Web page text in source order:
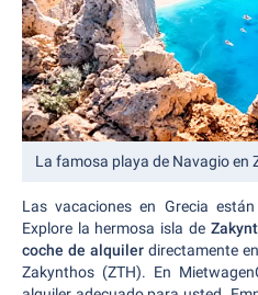
La famosa playa de Navagio en
Las vacaciones en Grecia
Explore la hermosa isla de
coche de alquiler directamente
Zakynthos (ZTH). En